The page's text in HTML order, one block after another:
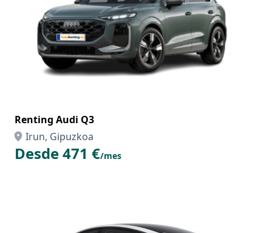
Renting Audi Q3
Irun, Gipuzkoa
Desde 471 €/mes